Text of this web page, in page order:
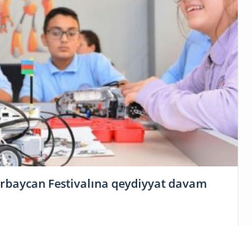
Festivalına qeydiyyat davam